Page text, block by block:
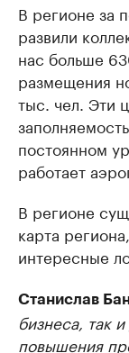
В регионе за
развили
нас больше
размещения
тыс. чел. Эти
постоянном
работает
В регионе
карта
интересные
Станислав
бизнеса, так
повышения